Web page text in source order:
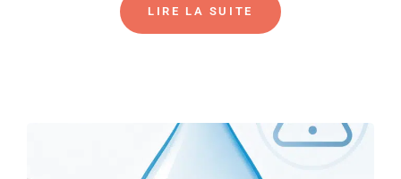
LIRE LA SUITE